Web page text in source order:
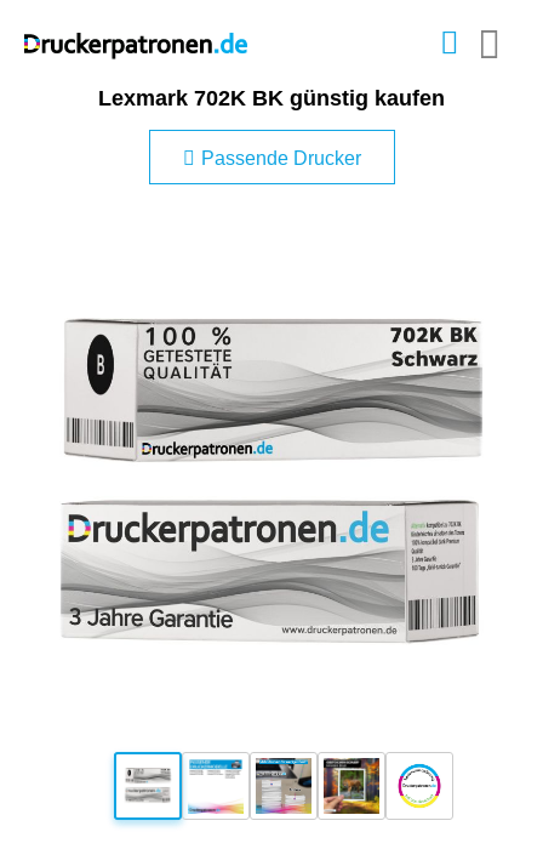
Lexmark 702K BK günstig kaufen
Passende Drucker